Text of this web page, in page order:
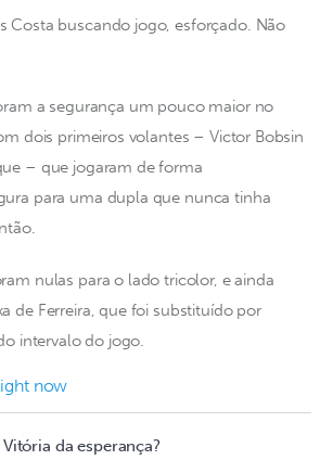
Costa buscando jogo, esforçado. Não
a segurança um pouco maior no
dois primeiros volantes – Victor Bobsin
– que jogaram de forma
para uma dupla que nunca tinha
nulas para o lado tricolor, e ainda
de Ferreira, que foi substituído por
intervalo do jogo.
now
da esperança?